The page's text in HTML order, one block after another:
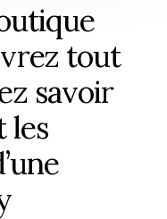
tout
savoir
les